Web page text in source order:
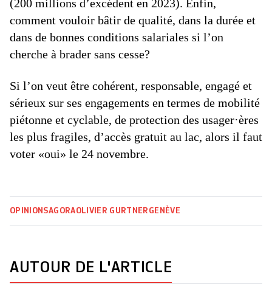
(200 millions d’excédent en 2023). Enfin,
comment vouloir bâtir de qualité, dans la durée et
dans de bonnes conditions salariales si l’on
cherche à brader sans cesse?
Si l’on veut être cohérent, responsable, engagé et
sérieux sur ses engagements en termes de mobilité
piétonne et cyclable, de protection des usager·ères
les plus fragiles, d’accès gratuit au lac, alors il faut
voter «oui» le 24 novembre.
OPINIONSAGORAOLIVIER GURTNER GENÈVE
AUTOUR DE L'ARTICLE